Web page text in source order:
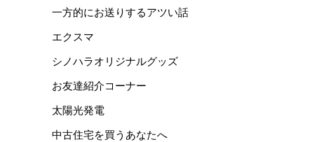
一方的にお送りするアツい話
エクスマ
シノハラオリジナルグッズ
お友達紹介コーナー
太陽光発電
中古住宅を買うあなたへ